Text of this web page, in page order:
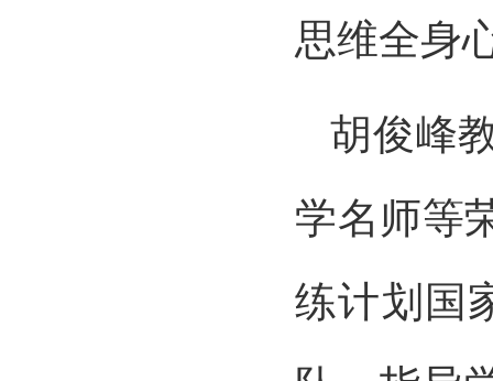
思维全身
胡俊峰
学名师等
练计划国